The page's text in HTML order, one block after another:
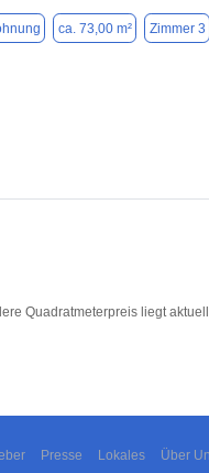
ca. 73,00 m² Zimmer 3
Quadratmeterpreis liegt
Presse Lokales Über